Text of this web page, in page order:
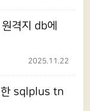
격지 db에
2025.11.22
한 sqlplus tn